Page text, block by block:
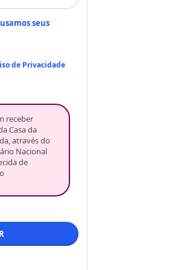
seus
de Privacidade
receber
Casa da
através do
Nacional
de